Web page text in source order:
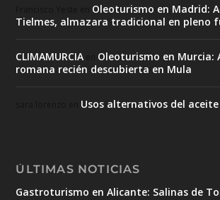
Oleoturismo en Madrid:
Tielmes, almazara tradicional en pleno
CLIMAMURCIA
Oleoturismo en Murcia:
romana recién descubierta en Mula
Usos alternativos del
ÚLTIMAS NOTICIAS
Gastroturismo en Alicante: Salinas de